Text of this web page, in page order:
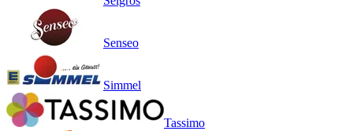
Senseo
Simmel
Tassimo